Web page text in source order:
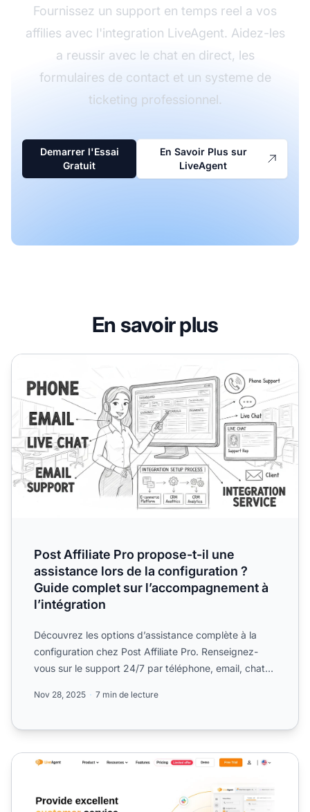
Fournissez un support en temps reel a vos
affilies avec l'integration LiveAgent. Aidez-les
a reussir avec le chat en direct, les
formulaires de contact et un systeme de
ticketing professionnel.
Demarrer l'Essai
Gratuit
En Savoir Plus sur
LiveAgent
En savoir plus
Post Affiliate Pro propose-t-il une assistance lors de la
Post Affiliate Pro propose-t-il une
assistance lors de la configuration ?
Guide complet sur l’accompagnement à
l’intégration
Découvrez les options d’assistance complète à la
configuration chez Post Affiliate Pro. Renseignez-
vous sur le support 24/7 par téléphone, email, chat
Nov 28, 2025 7 min de lecture
Programme d'affiliation LiveAgent